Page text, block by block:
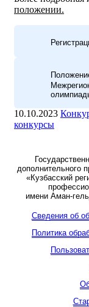
положении.
10.10.2023
конкурсы
дополнительного
«Кузбасский
имени Аман-
Сведения об
Политика